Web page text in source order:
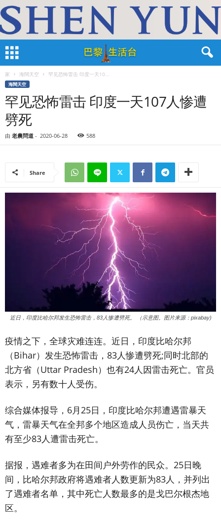
家 海闊天空 罕见恐怖雷击 印度一天10...
海闊天空
罕见恐怖雷击 印度一天107人惨遭
劈死
由 老農問道 - 2020-06-28 588
Share
近日，印度比哈尔邦发生恐怖雷击，83人惨遭劈死。 （示意图。图片来源：pixabay)
疫情之下，全球灾难连连。近日，印度比哈尔邦
（Bihar）发生恐怖雷击，83人惨遭劈死;同时北部的
北方省（Uttar Pradesh）也有24人因雷击死亡。官员
表示，另有数十人受伤。
综合媒体报导，6月25日，印度比哈尔邦遭遇雷暴天
气，雷暴天气在全邦多个地区造成人员伤亡，当天共
有至少83人遭雷击死亡。
据报，遇难者多为在田间户外劳作的民众。25日晚
间，比哈尔邦政府将遇难者人数更新为83人，并列出
了遇难者名单，其中死亡人数最多的是戈巴尔根杰地
区。